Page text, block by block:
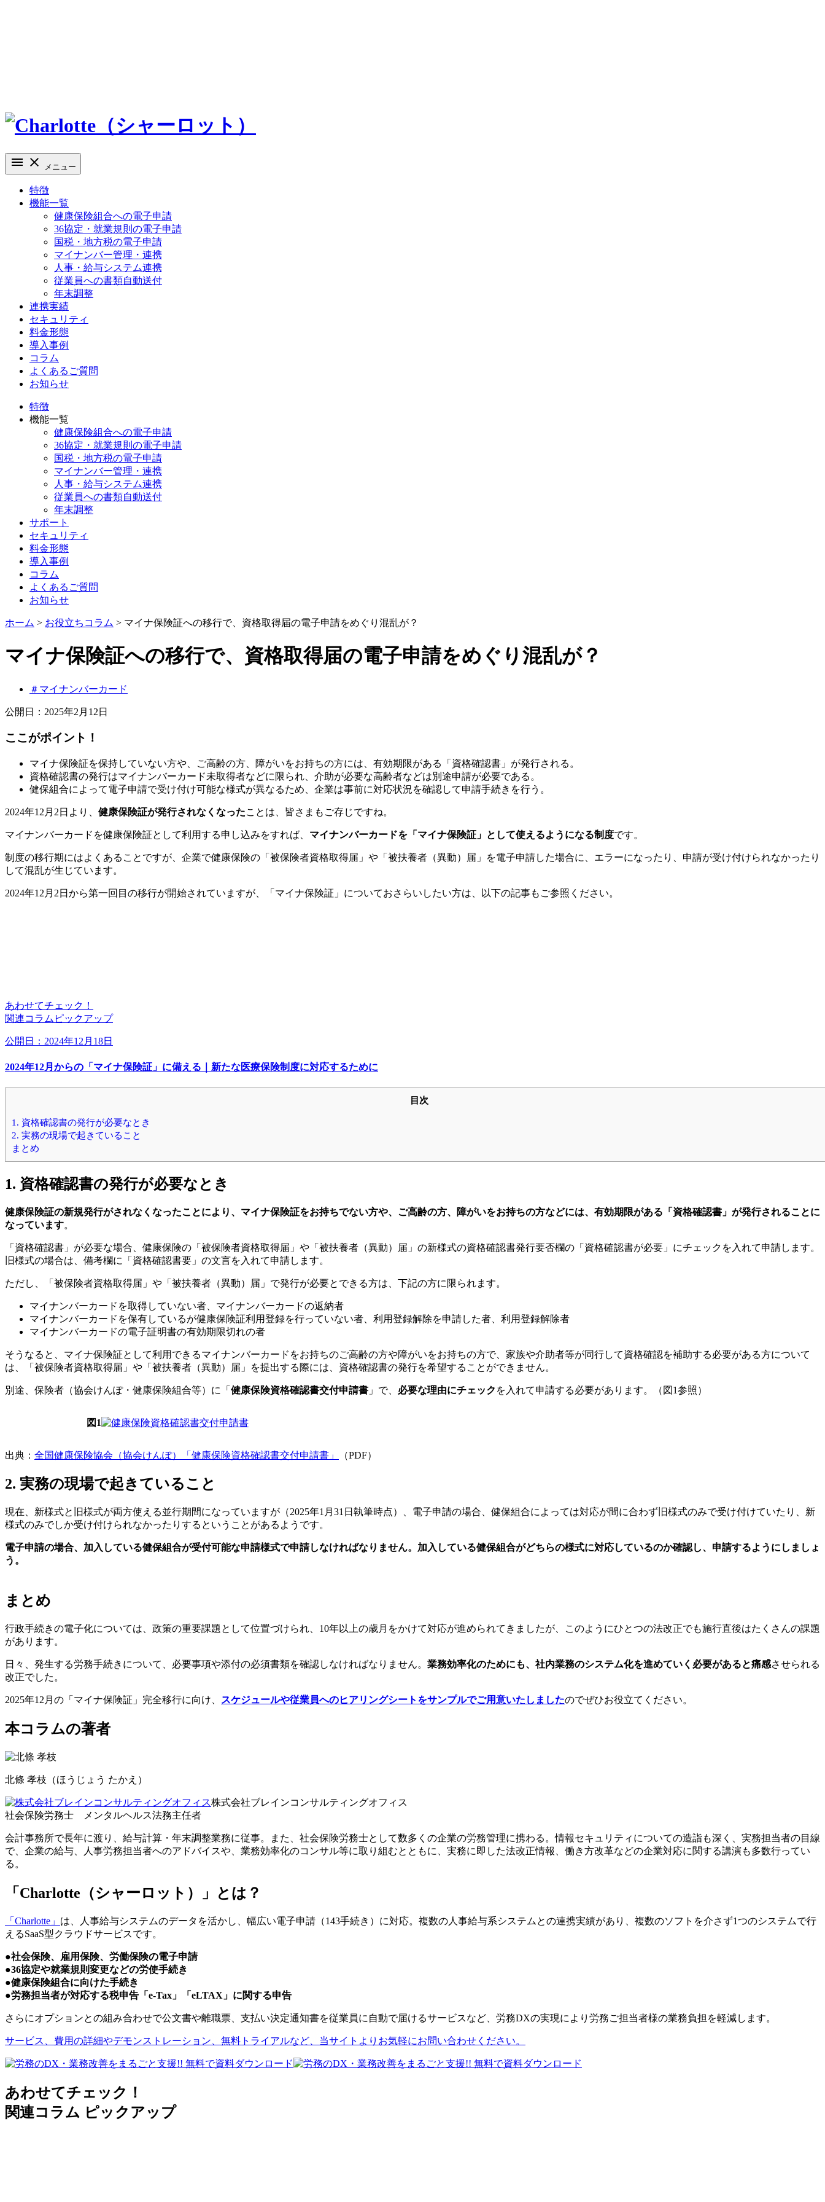
メニュー
特徴
機能一覧
健康保険組合への電子申請
36協定・就業規則の電子申請
国税・地方税の電子申請
マイナンバー管理・連携
人事・給与システム連携
従業員への書類自動送付
年末調整
連携実績
セキュリティ
料金形態
導入事例
コラム
よくあるご質問
お知らせ
特徴
機能一覧
健康保険組合への電子申請
36協定・就業規則の電子申請
国税・地方税の電子申請
マイナンバー管理・連携
人事・給与システム連携
従業員への書類自動送付
年末調整
サポート
セキュリティ
料金形態
導入事例
コラム
よくあるご質問
お知らせ
ホーム > お役立ちコラム > マイナ保険証への移行で、資格取得届の電子申請をめぐり混乱が？
マイナ保険証への移行で、資格取得届の電子申請をめぐり混乱が？
＃マイナンバーカード
公開日：2025年2月12日
ここがポイント！
マイナ保険証を保持していない方や、ご高齢の方、障がいをお持ちの方には、有効期限がある「資格確認書」が発行される。
資格確認書の発行はマイナンバーカード未取得者などに限られ、介助が必要な高齢者などは別途申請が必要である。
健保組合によって電子申請で受け付け可能な様式が異なるため、企業は事前に対応状況を確認して申請手続きを行う。
2024年12月2日より、 健康保険証が発行されなくなったことは、皆さまもご存じですね。
マイナンバーカードを健康保険証として利用する申し込みをすれば、 マイナンバーカードを「マイナ保険証」として使えるようになる制度です。
制度の移行期にはよくあることですが、企業で健康保険の「被保険者資格取得届」や「被扶養者（異動）届」を電子申請した場合に、エラーになったり、申請が受け付けられなかったり
して混乱が生じています。
2024年12月2日から第一回目の移行が開始されていますが、「マイナ保険証」についておさらいしたい方は、以下の記事もご参照ください。
あわせてチェック！
関連コラムピックアップ
公開日：2024年12月18日
2024年12月からの「マイナ保険証」に備える｜新たな医療保険制度に対応するために
目次
1. 資格確認書の発行が必要なとき
2. 実務の現場で起きていること
まとめ
1. 資格確認書の発行が必要なとき
健康保険証の新規発行がされなくなったことにより、マイナ保険証をお持ちでない方や、ご高齢の方、障がいをお持ちの方などには、有効期限がある「資格確認書」が発行されることに
なっています。
「資格確認書」が必要な場合、健康保険の「被保険者資格取得届」や「被扶養者（異動）届」の新様式の資格確認書発行要否欄の「資格確認書が必要」にチェックを入れて申請します。
旧様式の場合は、備考欄に「資格確認書要」の文言を入れて申請します。
ただし、「被保険者資格取得届」や「被扶養者（異動）届」で発行が必要とできる方は、下記の方に限られます。
マイナンバーカードを取得していない者、マイナンバーカードの返納者
マイナンバーカードを保有しているが健康保険証利用登録を行っていない者、利用登録解除を申請した者、利用登録解除者
マイナンバーカードの電子証明書の有効期限切れの者
そうなると、マイナ保険証として利用できるマイナンバーカードをお持ちのご高齢の方や障がいをお持ちの方で、家族や介助者等が同行して資格確認を補助する必要がある方について
は、「被保険者資格取得届」や「被扶養者（異動）届」を提出する際には、資格確認書の発行を希望することができません。
別途、保険者（協会けんぽ・健康保険組合等）に「 健康保険資格確認書交付申請書 」で、 必要な理由にチェック を入れて申請する必要があります。（図1参照）
図1
出典： 全国健康保険協会（協会けんぽ）「健康保険資格確認書交付申請書」 （PDF）
2. 実務の現場で起きていること
現在、新様式と旧様式が両方使える並行期間になっていますが（2025年1月31日執筆時点）、電子申請の場合、健保組合によっては対応が間に合わず旧様式のみで受け付けていたり、新
様式のみでしか受け付けられなかったりするということがあるようです。
電子申請の場合、加入している健保組合が受付可能な申請様式で申請しなければなりません。加入している健保組合がどちらの様式に対応しているのか確認し、申請するようにしましょ
う。
まとめ
行政手続きの電子化については、政策の重要課題として位置づけられ、10年以上の歳月をかけて対応が進められてきましたが、このようにひとつの法改正でも施行直後はたくさんの課題
があります。
日々、発生する労務手続きについて、必要事項や添付の必須書類を確認しなければなりません。 業務効率化のためにも、社内業務のシステム化を進めていく必要があると痛感させられる
改正でした。
2025年12月の「マイナ保険証」完全移行に向け、 スケジュールや従業員へのヒアリングシートをサンプルでご用意いたしましたのでぜひお役立てください。
本コラムの著者
北條 孝枝 （ほうじょう たかえ）
株式会社ブレインコンサルティングオフィス
社会保険労務士 メンタルヘルス法務主任者
会計事務所で長年に渡り、給与計算・年末調整業務に従事。また、社会保険労務士として数多くの企業の労務管理に携わる。情報セキュリティについての造詣も深く、実務担当者の目線
で、企業の給与、人事労務担当者へのアドバイスや、業務効率化のコンサル等に取り組むとともに、実務に即した法改正情報、働き方改革などの企業対応に関する講演も多数行ってい
る。
「Charlotte （シャーロット） 」とは？
「Charlotte」 は、人事給与システムのデータを活かし、幅広い電子申請（143手続き）に対応。複数の人事給与系システムとの連携実績があり、複数のソフトを介さず1つのシステムで行
えるSaaS型クラウドサービスです。
●社会保険、雇用保険、労働保険の電子申請
●36協定や就業規則変更などの労使手続き
●健康保険組合に向けた手続き
●労務担当者が対応する税申告「e-Tax」「eLTAX」に関する申告
さらにオプションとの組み合わせで公文書や離職票、支払い決定通知書を従業員に自動で届けるサービスなど、労務DXの実現により労務ご担当者様の業務負担を軽減します。
サービス、費用の詳細やデモンストレーション、無料トライアルなど、当サイトよりお気軽にお問い合わせください。
あわせてチェック！
関連コラム ピックアップ